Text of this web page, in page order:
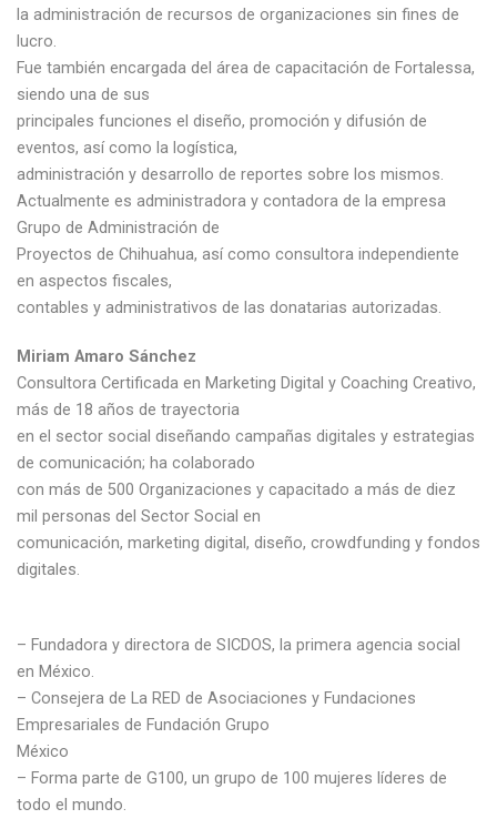
la administración de recursos de organizaciones sin fines de
lucro.
Fue también encargada del área de capacitación de Fortalessa,
siendo una de sus
principales funciones el diseño, promoción y difusión de
eventos, así como la logística,
administración y desarrollo de reportes sobre los mismos.
Actualmente es administradora y contadora de la empresa
Grupo de Administración de
Proyectos de Chihuahua, así como consultora independiente
en aspectos fiscales,
contables y administrativos de las donatarias autorizadas.
Miriam Amaro Sánchez
Consultora Certificada en Marketing Digital y Coaching Creativo,
más de 18 años de trayectoria
en el sector social diseñando campañas digitales y estrategias
de comunicación; ha colaborado
con más de 500 Organizaciones y capacitado a más de diez
mil personas del Sector Social en
comunicación, marketing digital, diseño, crowdfunding y fondos
digitales.
– Fundadora y directora de SICDOS, la primera agencia social
en México.
– Consejera de La RED de Asociaciones y Fundaciones
Empresariales de Fundación Grupo
México
– Forma parte de G100, un grupo de 100 mujeres líderes de
todo el mundo.